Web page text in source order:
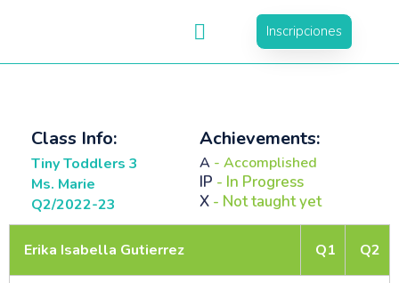
Inscripciones
Class Info:
Tiny Toddlers 3
Ms. Marie
Q2/2022-23
Achievements:
A - Accomplished
IP - In Progress
X - Not taught yet
Erika Isabella Gutierrez Q1 Q2